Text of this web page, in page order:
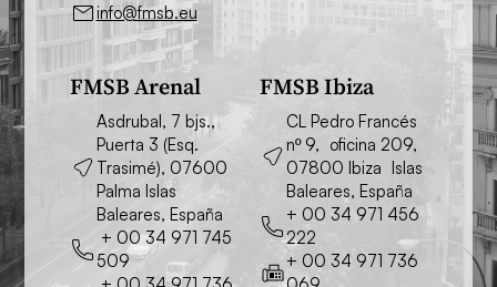
info@fmsb.eu
FMSB Arenal
Asdrubal, 7 bjs.,
Puerta 3 (Esq.
Trasimé), 07600
Palma Islas
Baleares, España
+ 00 34 971 745
509
FMSB Ibiza
CL Pedro Francés
nº 9, oficina 209,
07800 Ibiza Islas
Baleares, España
+ 00 34 971 456
222
+ 00 34 971 736